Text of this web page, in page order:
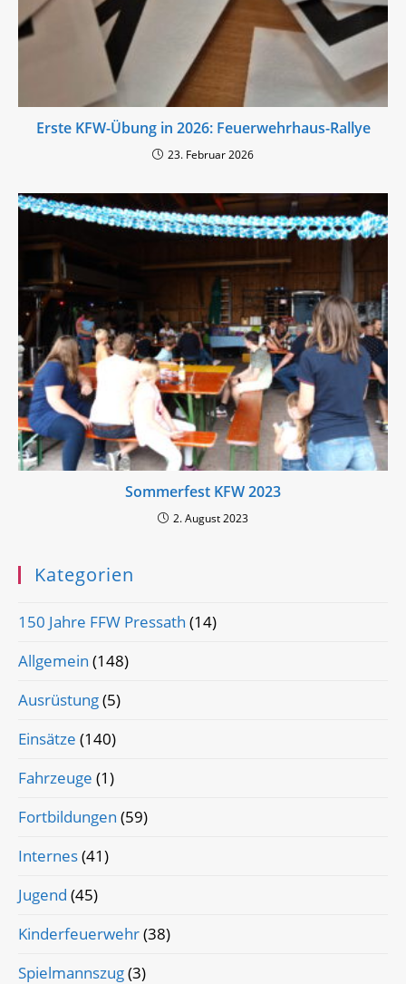
Erste KFW-Übung in 2026: Feuerwehrhaus-Rallye
23. Februar 2026
Sommerfest KFW 2023
2. August 2023
Kategorien
150 Jahre FFW Pressath (14)
Allgemein (148)
Ausrüstung(5)
Einsätze (140)
Fahrzeuge (1)
Fortbildungen (59)
Internes(41)
Jugend (45)
Kinderfeuerwehr(38)
Spielmannszug(3)